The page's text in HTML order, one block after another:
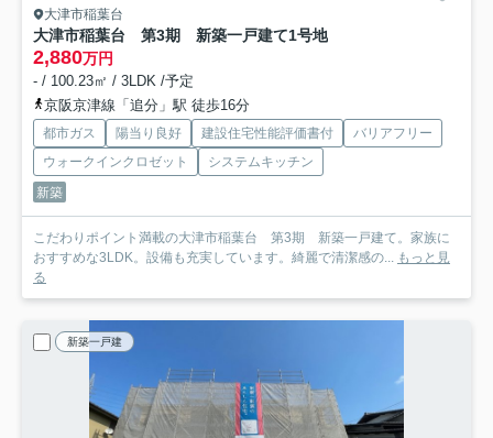
大津市稲葉台
大津市稲葉台 第3期 新築一戸建て1号地
2,880万円
- / 100.23㎡ / 3LDK /予定
京阪京津線「追分」駅 徒歩16分
都市ガス 陽当り良好 建設住宅性能評価書付
バリアフリー
ウォークインクロゼット
システムキッチン
新築
こだわりポイント満載の大津市稲葉台 第3期 新築一戸建て。家族に
おすすめな3LDK。設備も充実しています。綺麗で清潔感の... もっと見
る
新築一戸建